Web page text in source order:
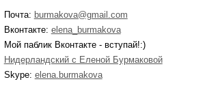
Почта: burmakova@gmail.com
Вконтакте: elena_burmakova
Мой паблик Вконтакте - вступай!:)
Нидерландский с Еленой Бурмаковой
Skype: elena.burmakova